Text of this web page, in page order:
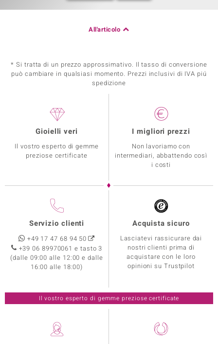
All'articolo
* Si tratta di un prezzo approssimativo. Il tasso di conversione
può cambiare in qualsiasi momento. Prezzi inclusivi di IVA piú
spedizione
Gioielli veri
Il vostro esperto di gemme
preziose certificate
I migliori prezzi
Non lavoriamo con
intermediari, abbattendo così
i costi
Servizio clienti
+49 17 47 68 94 50
+39 06 89970061 e tasto 3
(dalle 09:00 alle 12:00 e dalle
16:00 alle 18:00)
Acquista sicuro
Lasciatevi rassicurare dai
nostri clienti prima di
acquistare con le loro
opinioni su Trustpilot
Il vostro esperto di gemme preziose certificate